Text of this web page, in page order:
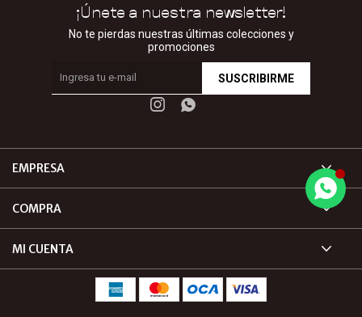
EMPRESA
COMPRA
MI CUENTA
¡Únete a nuestra newsletter!
No te pierdas nuestras últimas colecciones y
promociones
SUSCRIBIRME
 